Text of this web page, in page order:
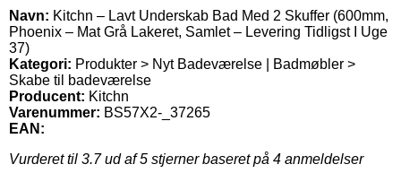
Navn: Kitchn – Lavt Underskab Bad Med 2 Skuffer (600mm,
Phoenix – Mat Grå Lakeret, Samlet – Levering Tidligst I Uge
37)
Kategori: Produkter > Nyt Badeværelse | Badmøbler >
Skabe til badeværelse
Producent: Kitchn
Varenummer: BS57X2-_37265
EAN:
Vurderet til 3.7ud af 5 stjerner baseret på 4 anmeldelser